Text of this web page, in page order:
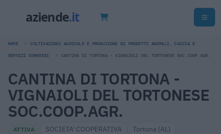
HOME COLTIVAZIONI AGRICOLE E PRODUZIONE DI PRODOTTI ANIMALI, CACCIA E
SERVIZI CONNESSI CANTINA DI TORTONA - VIGNAIOLI DEL TORTONESE SOC.COOP.AGR.
CANTINA DI TORTONA -
VIGNAIOLI DEL TORTONESE
SOC.COOP.AGR.
ATTIVA SOCIETA' COOPERATIVA
Tortona (AL)